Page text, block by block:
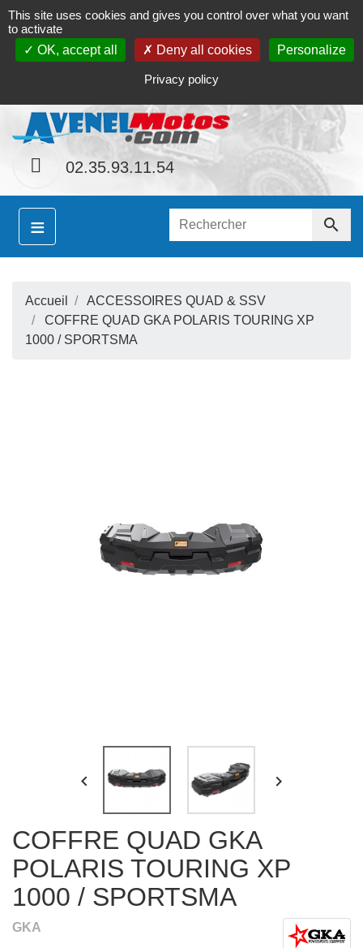
Contact Le magasin Mon compte
02.35.93.11.54
≡ 
Accueil
ACCESSOIRES QUAD & SSV
COFFRE QUAD GKA POLARIS TOURING XP
1000 / SPORTSMA
 
COFFRE QUAD GKA
POLARIS TOURING XP
1000 / SPORTSMA
GKA
This site uses cookies and gives you control over what you want
to activate
OK, accept all
Deny all cookies Personalize
Privacy policy